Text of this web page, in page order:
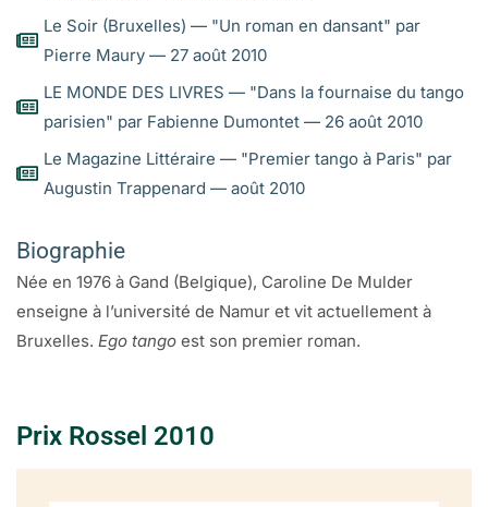
Le Soir (Bruxelles) — "Un roman en dansant" par
Pierre Maury — 27 août 2010
LE MONDE DES LIVRES — "Dans la fournaise du tango
parisien" par Fabienne Dumontet — 26 août 2010
Le Magazine Littéraire — "Premier tango à Paris" par
Augustin Trappenard — août 2010
Biographie
Née en 1976 à Gand (Belgique), Caroline De Mulder
enseigne à l’université de Namur et vit actuellement à
Bruxelles. Ego tango est son premier roman.
Prix Rossel 2010